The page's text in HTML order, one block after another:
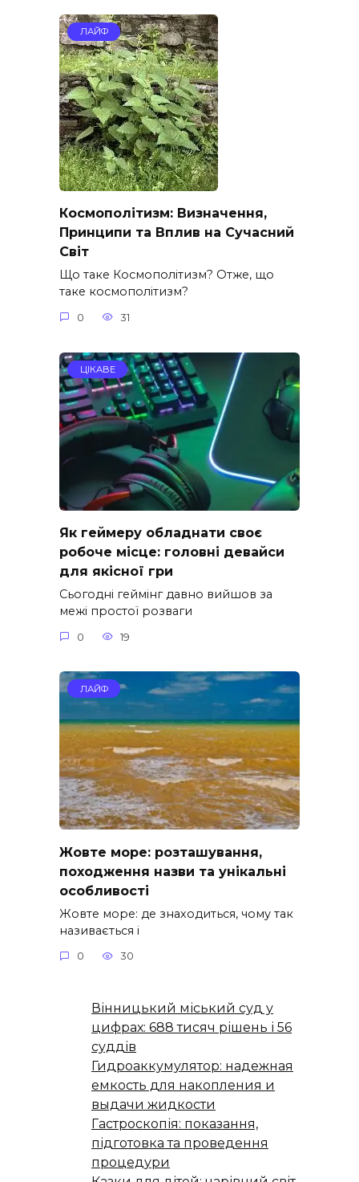
ЛАЙФ
Космополітизм: Визначення,
Принципи та Вплив на Сучасний
Світ
Що таке Космополітизм? Отже, що
таке космополітизм?
0 31
ЦІКАВЕ
Як геймеру обладнати своє
робоче місце: головні девайси
для якісної гри
Сьогодні геймінг давно вийшов за
межі простої розваги
0 19
ЛАЙФ
Жовте море: розташування,
походження назви та унікальні
особливості
Жовте море: де знаходиться, чому так
називається і
0 30
Вінницький міський суд у
цифрах: 688 тисяч рішень і 56
суддів
Гидроаккумулятор: надежная
емкость для накопления и
выдачи жидкости
Гастроскопія: показання,
підготовка та проведення
процедури